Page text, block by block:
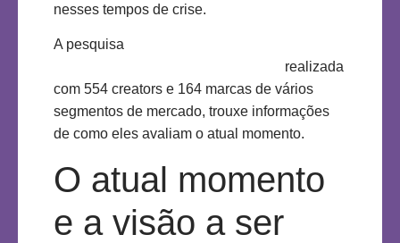
nesses tempos de crise.
A pesquisa
realizada
com 554 creators e 164 marcas de vários
segmentos de mercado, trouxe informações
de como eles avaliam o atual momento.
O atual momento
e a visão a ser